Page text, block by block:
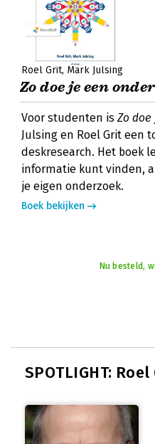
Roel Grit Mark Julsing
Zo doe je een
Voor studenten is Zo
Julsing en Roel Grit een
deskresearch. Het boek
informatie kunt vinden,
je eigen onderzoek.
Boek bekijken
Nu besteld,
SPOTLIGHT: